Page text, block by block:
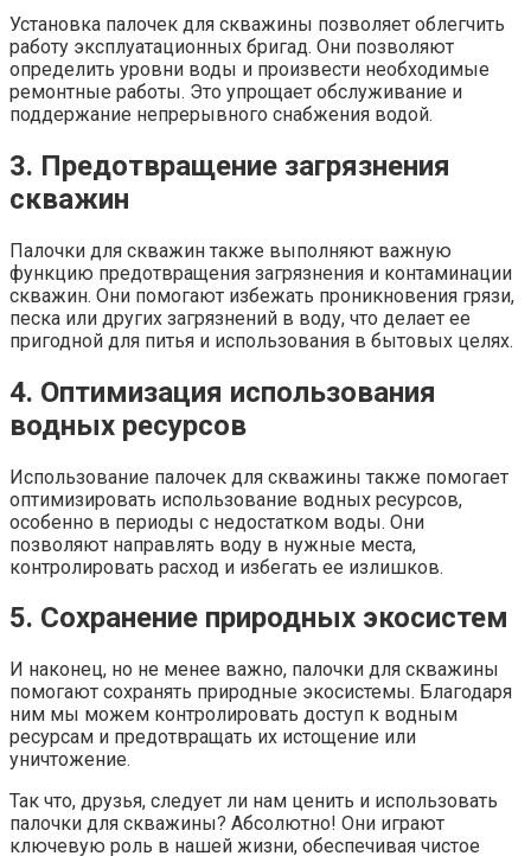
Установка палочек для скважины позволяет облегчить
работу эксплуатационных бригад. Они позволяют
определить уровни воды и произвести необходимые
ремонтные работы. Это упрощает обслуживание и
поддержание непрерывного снабжения водой.
3. Предотвращение загрязнения
скважин
Палочки для скважин также выполняют важную
функцию предотвращения загрязнения и контаминации
скважин. Они помогают избежать проникновения грязи,
песка или других загрязнений в воду, что делает ее
пригодной для питья и использования в бытовых целях.
4. Оптимизация использования
водных ресурсов
Использование палочек для скважины также помогает
оптимизировать использование водных ресурсов,
особенно в периоды с недостатком воды. Они
позволяют направлять воду в нужные места,
контролировать расход и избегать ее излишков.
5. Сохранение природных экосистем
И наконец, но не менее важно, палочки для скважины
помогают сохранять природные экосистемы. Благодаря
ним мы можем контролировать доступ к водным
ресурсам и предотвращать их истощение или
уничтожение.
Так что, друзья, следует ли нам ценить и использовать
палочки для скважины? Абсолютно! Они играют
ключевую роль в нашей жизни, обеспечивая чистое